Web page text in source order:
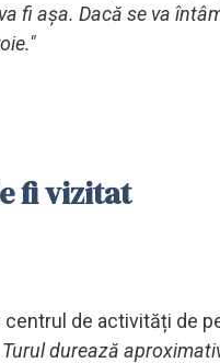
fi așa. Dacă se va
fi vizitat
de activități de
durează